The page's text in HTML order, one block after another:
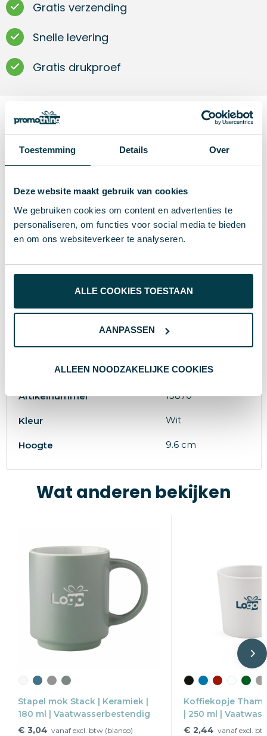
Toestemming Details Over
Deze website maakt gebruik van cookies
We gebruiken cookies om content en advertenties te
personaliseren, om functies voor social media te bieden
en om ons websiteverkeer te analyseren.
ALLE COOKIES TOESTAAN
AANPASSEN
ALLEEN NOODZAKELIJKE COOKIES
Gratis verzending
Snelle levering
Gratis drukproef
Omschrijving
Specificaties
Inhoud 230
240 g
Diameter 7.6 cm
Materiaal Porcelain
Artikelnummer 15870
Kleur Wit
Hoogte 9.6 cm
Wat anderen bekijken
Stapel mok Stack | Keramiek |
180 ml | Vaatwasserbestendig
€ 3,04 vanaf excl. btw (blanco)
Koffiekopje
| 250 ml |
€ 2,44 vanaf excl.